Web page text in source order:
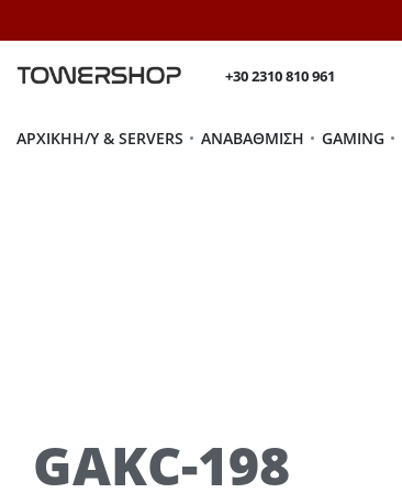
+30 2310 810 961
ΑΡΧΙΚΉH/Y & SERVERS ΑΝΑΒΆΘΜΙΣΗ GAMING
GAKC-198